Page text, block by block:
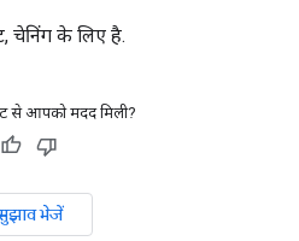
के लिए है.
से आपको मदद मिली?
भेजें